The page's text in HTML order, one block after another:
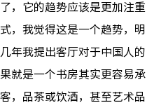
，它的趋势应该是更加注重
，我觉得这是一个趋势，明
年我提出客厅对于中国人的
就是一个书房其实更容易承
，品茶或饮酒，甚至艺术品